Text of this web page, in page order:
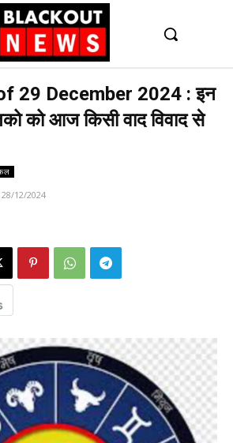
29 December 2024 : इन
को आज किसी वाद विवाद से
28/12/2024